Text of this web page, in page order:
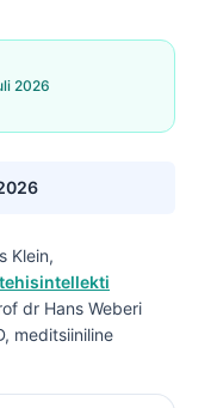
2026
Klein,
dr Hans Weberi
meditsiiniline